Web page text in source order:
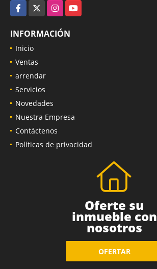
Facebook
InstagramYouTube
INFORMACIÓN
Inicio
Ventas
arrendar
Servicios
Novedades
Nuestra Empresa
Contáctenos
Políticas de privacidad
Oferte su
inmueble con
nosotros
OFERTAR